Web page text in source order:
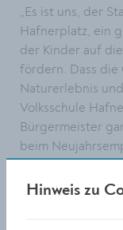
„Es ist uns, der
Hafnerplatz, ein
der Kinder auf
fördern. Dass die
Naturerlebnis
Volksschule
Bürgermeister
beim
Mitgliedern für
Hinweis zu